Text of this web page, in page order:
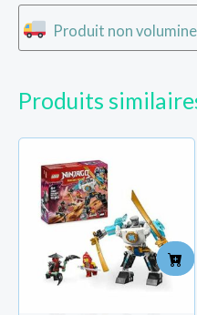
Produit non
Produits